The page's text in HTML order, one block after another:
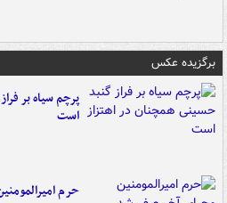
برگزیده عکس
پرچم سیاه بر
است
حرم